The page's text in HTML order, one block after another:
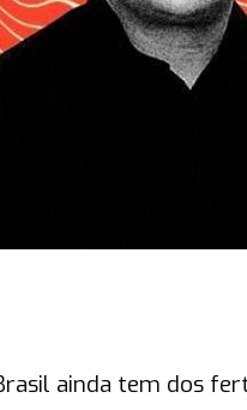
ainda tem dos